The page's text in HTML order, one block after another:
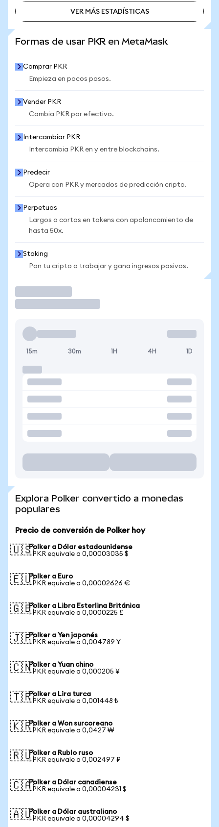
VER MÁS ESTADÍSTICAS
Formas de usar PKR en MetaMask
Comprar PKR
Empieza en pocos pasos.
Vender PKR
Cambia PKR por efectivo.
Intercambiar PKR
Intercambia PKR en y entre blockchains.
Predecir
Opera con PKR y mercados de predicción cripto.
Perpetuos
Largos o cortos en tokens con apalancamiento de
hasta 50x.
Staking
Pon tu cripto a trabajar y gana ingresos pasivos.
15m 30m 1H 4H 1D
Explora Polker convertido a monedas
populares
Precio de conversión de Polker hoy
🇺🇸Polker a Dólar estadounidense
1 PKR equivale a 0,00003035 $
🇪🇺Polker a Euro
1 PKR equivale a 0,00002626 €
🇬🇧Polker a Libra Esterlina Británica
1 PKR equivale a 0,0000225 £
🇯🇵Polker a Yen japonés
1 PKR equivale a 0,004789 ¥
🇨🇳Polker a Yuan chino
1 PKR equivale a 0,000205 ¥
🇹🇷Polker a Lira turca
1 PKR equivale a 0,001448 ₺
🇰🇷Polker a Won surcoreano
1 PKR equivale a 0,0427 ₩
🇷🇺Polker a Rublo ruso
1 PKR equivale a 0,002497 ₽
🇨🇦Polker a Dólar canadiense
1 PKR equivale a 0,00004231 $
🇦🇺Polker a Dólar australiano
1 PKR equivale a 0,00004294 $